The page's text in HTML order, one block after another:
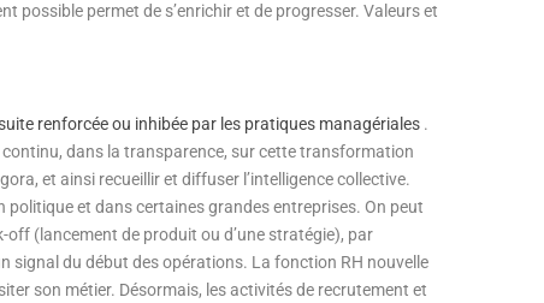
possible permet de s’enrichir et de progresser. Valeurs et
renforcée ou inhibée par les pratiques managériales.
dans la transparence, sur cette transformation
et ainsi recueillir et diffuser l’intelligence collective.
et dans certaines grandes entreprises. On peut
off (lancement de produit ou d’une stratégie), par
signal du début des opérations. La fonction RH nouvelle
son métier. Désormais, les activités de recrutement et